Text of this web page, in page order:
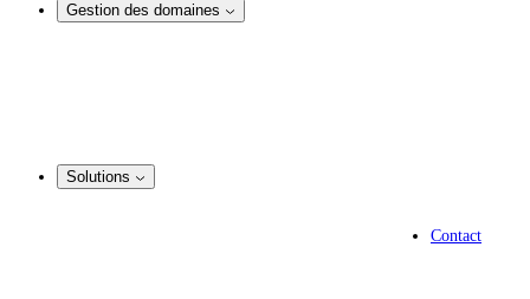
Gestion des domaines
Gestion des domaines
Solutions
Solutions
Contact